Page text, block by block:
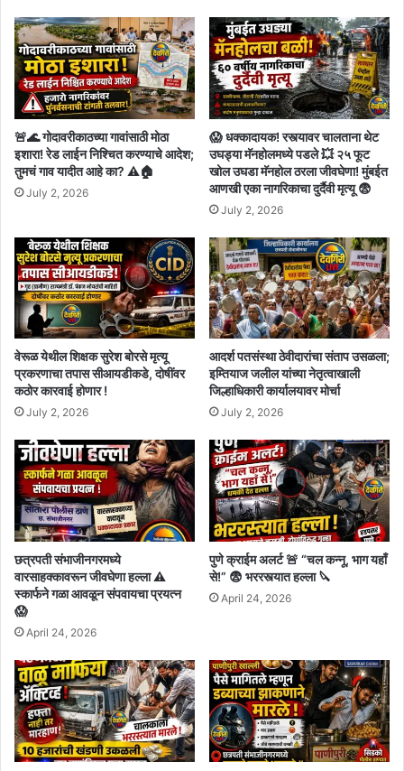
🚨🌊 गोदावरीकाठच्या गावांसाठी मोठा
इशारा! रेड लाईन निश्चित करण्याचे आदेश;
तुमचं गाव यादीत आहे का? ⚠️🏠
July 2, 2026
😱 धक्कादायक! रस्त्यावर चालताना थेट
उघड्या मॅनहोलमध्ये पडले 💥 २५ फूट
खोल उघडा मॅनहोल ठरला जीवघेणा! मुंबईत
आणखी एका नागरिकाचा दुर्दैवी मृत्यू 😨
July 2, 2026
वेरूळ येथील शिक्षक सुरेश बोरसे मृत्यू
प्रकरणाचा तपास सीआयडीकडे, दोषींवर
कठोर कारवाई होणार !
July 2, 2026
आदर्श पतसंस्था ठेवीदारांचा संताप उसळला;
इम्तियाज जलील यांच्या नेतृत्वाखाली
जिल्हाधिकारी कार्यालयावर मोर्चा
July 2, 2026
छत्रपती संभाजीनगरमध्ये
वारसाहक्कावरून जीवघेणा हल्ला ⚠️
स्कार्फने गळा आवळून संपवायचा प्रयत्न
😱
April 24, 2026
पुणे क्राईम अलर्ट 🚨 “चल कन्नू, भाग यहाँ
से!” 😨 भररस्त्यात हल्ला 🔪
April 24, 2026